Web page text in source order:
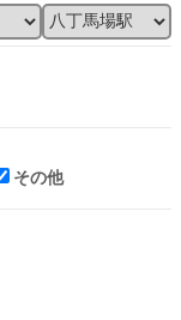
その他